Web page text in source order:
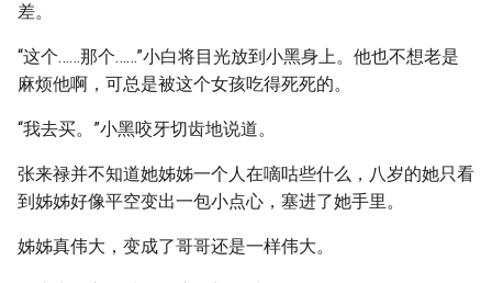
差。
“这个……那个……”小白将目光放到小黑身上。他也不想老是
麻烦他啊，可总是被这个女孩吃得死死的。
“我去买。”小黑咬牙切齿地说道。
张来禄并不知道她姊姊一个人在嘀咕些什么，八岁的她只看
到姊姊好像平空变出一包小点心，塞进了她手里。
姊姊真伟大，变成了哥哥还是一样伟大。